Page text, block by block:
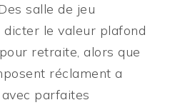
salle de jeu
le valeur plafond
retraite, alors que
réclament a
parfaites